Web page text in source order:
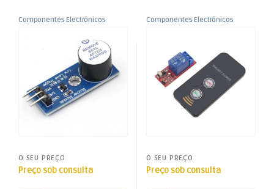
Componentes Electrónicos
O SEU PREÇO
Preço sob consulta
Componentes Electrónicos
O SEU PREÇO
Preço sob consulta